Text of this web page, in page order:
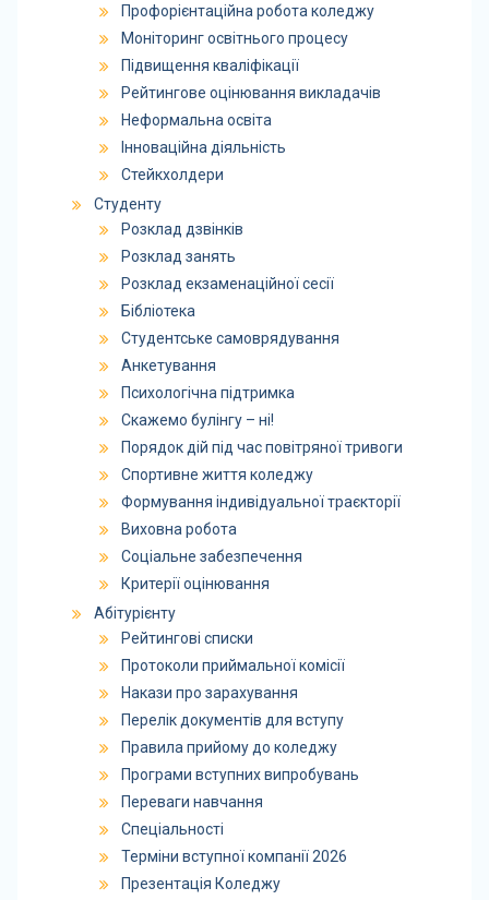
Профорієнтаційна робота коледжу
Моніторинг освітнього процесу
Підвищення кваліфікації
Рейтингове оцінювання викладачів
Неформальна освіта
Інноваційна діяльність
Стейкхолдери
Студенту
Розклад дзвінків
Розклад занять
Розклад екзаменаційної сесії
Бібліотека
Студентське самоврядування
Анкетування
Психологічна підтримка
Скажемо булінгу – ні!
Порядок дій під час повітряної тривоги
Спортивне життя коледжу
Формування індивідуальної траєкторії
Виховна робота
Соціальне забезпечення
Критерії оцінювання
Абітурієнту
Рейтингові списки
Протоколи приймальної комісії
Накази про зарахування
Перелік документів для вступу
Правила прийому до коледжу
Програми вступних випробувань
Переваги навчання
Спеціальності
Терміни вступної компанії 2026
Презентація Коледжу